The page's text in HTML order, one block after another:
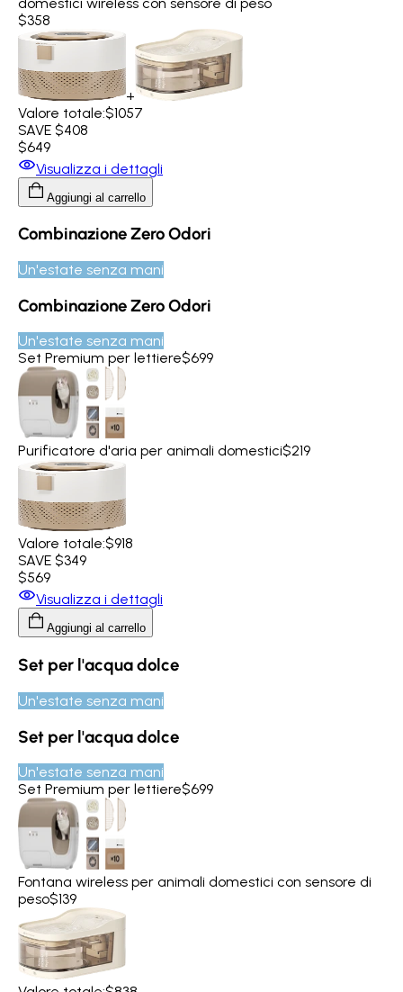
$358
+
Valore totale:$1057
SAVE $408
$649
Visualizza i dettagli
Aggiungi al carrello
Combinazione Zero Odori
Un'estate senza mani
Combinazione Zero Odori
Un'estate senza mani
Set Premium per lettiere$699
Purificatore d'aria per animali domestici$219
Valore totale:$918
SAVE $349
$569
Visualizza i dettagli
Aggiungi al carrello
Set per l'acqua dolce
Un'estate senza mani
Set per l'acqua dolce
Un'estate senza mani
Set Premium per lettiere$699
Fontana wireless per animali domestici con sensore di
peso$139